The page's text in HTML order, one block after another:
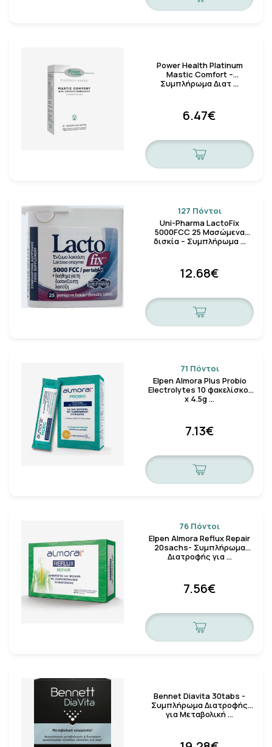
Power Health Platinum
Mastic Comfort –
Συμπλήρωμα Διατ …
6.47€
127 Πόντοι
Uni-Pharma LactoFix
5000FCC 25 Μασώμενα
δισκία – Συμπλήρωμα …
12.68€
71 Πόντοι
Elpen Almora Plus Probio
Electrolytes 10 φακελίσκοι
x 4.5g …
7.13€
76 Πόντοι
Elpen Almora Reflux Repair
20sachs- Συμπλήρωμα
Διατροφής για …
7.56€
Bennet Diavita 30tabs -
Συμπλήρωμα Διατροφής
για Μεταβολική …